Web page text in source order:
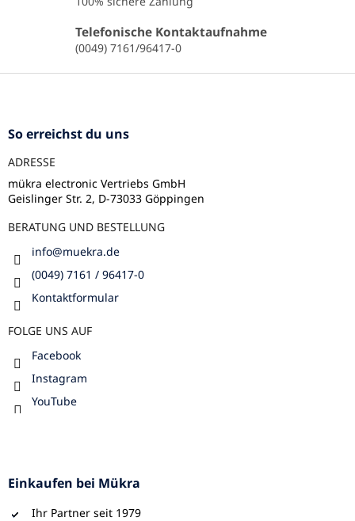
e
n
t
e
d
e
Telefonische Kontaktaufnahme
(0049) 7161/96417-0
F
So erreichst du uns
ADRESSE
mükra electronic Vertriebs GmbH
Geislinger Str. 2, D-73033 Göppingen
BERATUNG UND BESTELLUNG
info@muekra.de
(0049) 7161 / 96417-0
Kontaktformular
FOLGE UNS AUF
Facebook
Instagram
YouTube
Einkaufen bei Mükra
Ihr Partner seit 1979